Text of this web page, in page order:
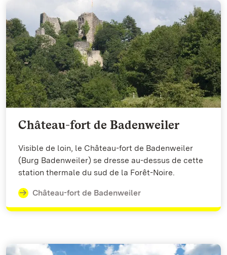
Château-fort de Badenweiler
Visible de loin, le Château-fort de Badenweiler
(Burg Badenweiler) se dresse au-dessus de cette
station thermale du sud de la Forêt-Noire.
Château-fort de Badenweiler